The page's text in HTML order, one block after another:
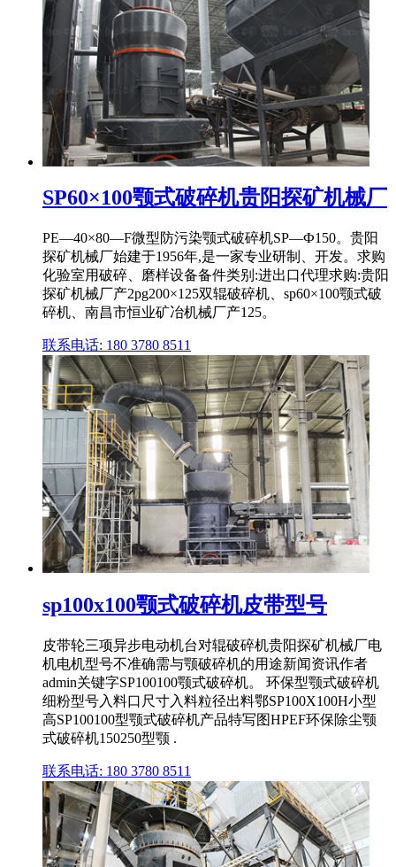
SP60×100颚式破碎机贵阳探矿机械厂
PE—40×80—F微型防污染颚式破碎机SP―Ф150。贵阳
探矿机械厂始建于1956年,是一家专业研制、开发。求购
化验室用破碎、磨样设备备件类别:进出口代理求购:贵阳
探矿机械厂产2pg200×125双辊破碎机、sp60×100颚式破
碎机、南昌市恒业矿冶机械厂产125。
联系电话: 180 3780 8511
sp100x100颚式破碎机皮带型号
皮带轮三项异步电动机台对辊破碎机贵阳探矿机械厂电
机电机型号不准确需与颚破碎机的用途新闻资讯作者
admin关键字SP100100颚式破碎机。 环保型颚式破碎机
细粉型号入料口尺寸入料粒径出料鄂SP100X100H小型
高SP100100型颚式破碎机产品特写图HPEF环保除尘颚
式破碎机150250型颚 .
联系电话: 180 3780 8511